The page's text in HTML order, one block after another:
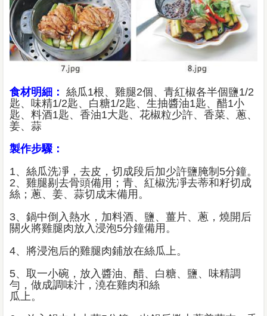
食材明細： 絲瓜1根、雞腿2個、青紅椒各半個鹽1/2
匙、味精1/2匙、白糖1/2匙、生抽醬油1匙、醋1小
匙、料酒1匙、香油1大匙、花椒粒少許、香菜、蔥、
姜、蒜
製作步驟：
1、絲瓜洗凈，去皮，切成段后加少許鹽腌制5分鐘。
2、雞腿剔去骨頭備用；青、紅椒洗凈去蒂和籽切成
絲；蔥、姜、蒜切成末備用。
3、鍋中倒入熱水，加料酒、鹽、薑片、蔥，燒開后
關火將雞腿肉放入浸泡5分鐘備用。
4、將浸泡后的雞腿肉鋪放在絲瓜上。
5、取一小碗，放入醬油、醋、白糖、鹽、味精調
勻，做成調味汁，澆在雞肉和絲
瓜上。